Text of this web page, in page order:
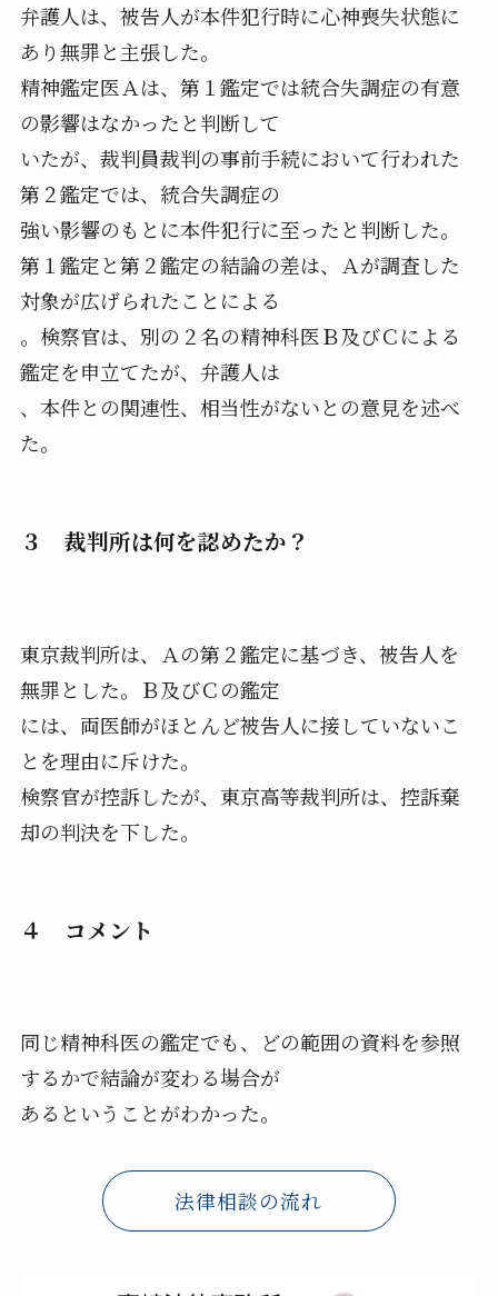
弁護人は、被告人が本件犯行時に心神喪失状態に
あり無罪と主張した。
精神鑑定医Ａは、第１鑑定では統合失調症の有意
の影響はなかったと判断して
いたが、裁判員裁判の事前手続において行われた
第２鑑定では、統合失調症の
強い影響のもとに本件犯行に至ったと判断した。
第１鑑定と第２鑑定の結論の差は、Ａが調査した
対象が広げられたことによる
。検察官は、別の２名の精神科医Ｂ及びＣによる
鑑定を申立てたが、弁護人は
、本件との関連性、相当性がないとの意見を述べ
た。
３ 裁判所は何を認めたか？
東京裁判所は、Ａの第２鑑定に基づき、被告人を
無罪とした。Ｂ及びＣの鑑定
には、両医師がほとんど被告人に接していないこ
とを理由に斥けた。
検察官が控訴したが、東京高等裁判所は、控訴棄
却の判決を下した。
４ コメント
同じ精神科医の鑑定でも、どの範囲の資料を参照
するかで結論が変わる場合が
あるということがわかった。
法律相談の流れ